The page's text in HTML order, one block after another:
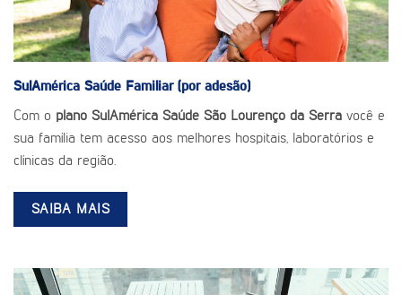
SulAmérica Saúde Familiar (por adesão)
Com o plano SulAmérica Saúde São Lourenço da Serra você e
sua família tem acesso aos melhores hospitais, laboratórios e
clínicas da região.
SAIBA MAIS